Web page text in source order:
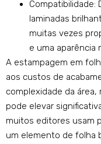
Compatibilidade:
laminadas
muitas vezes
e uma aparência
A estampagem em
aos custos de
complexidade da
pode elevar
muitos editores usam
um elemento de folha